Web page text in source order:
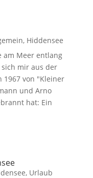
, Hiddensee
am Meer entlang
mir aus der
1967 von "Kleiner
und Arno
hat: Ein
, Urlaub